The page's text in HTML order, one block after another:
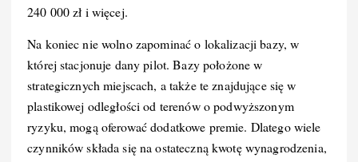
240 000 zł i więcej.
Na koniec nie wolno zapominać o lokalizacji bazy, w
której stacjonuje dany pilot. Bazy położone w
strategicznych miejscach, a także te znajdujące się w
plastikowej odległości od terenów o podwyższonym
ryzyku, mogą oferować dodatkowe premie. Dlatego wiele
czynników składa się na ostateczną kwotę wynagrodzenia,